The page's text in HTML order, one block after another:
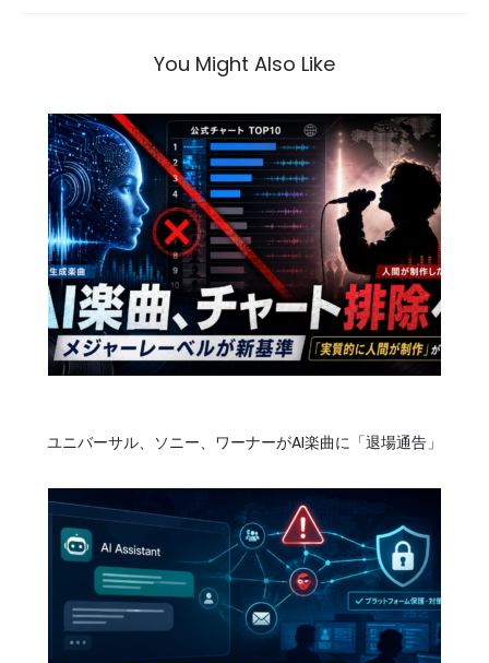
ゲ
ー
シ
ョ
ン
You Might Also Like
ユニバーサル、ソニー、ワーナーがAI楽曲に「退場通告」